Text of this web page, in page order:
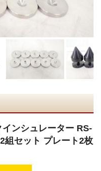
ンシュレーター RS-
組セット プレート2枚